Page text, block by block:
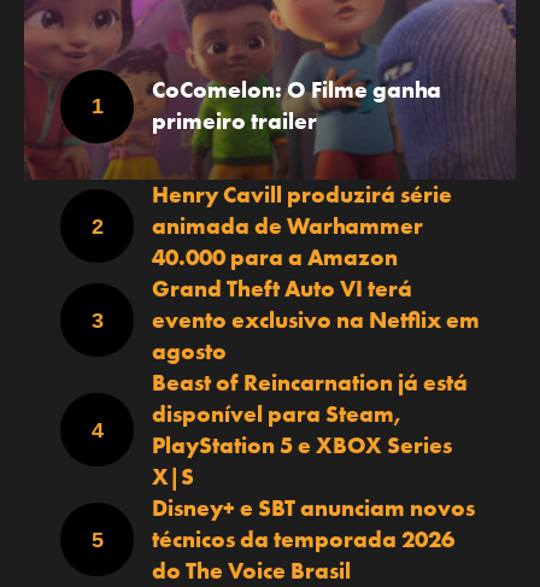
CoComelon: O Filme ganha
primeiro trailer
Henry Cavill produzirá série
animada de Warhammer
40.000 para a Amazon
Grand Theft Auto VI terá
evento exclusivo na Netflix em
agosto
Beast of Reincarnation já está
disponível para Steam,
PlayStation 5 e XBOX Series
X|S
Disney+ e SBT anunciam novos
técnicos da temporada 2026
do The Voice Brasil